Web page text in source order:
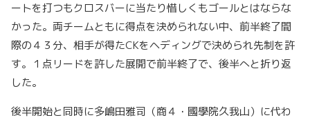
ートを打つもクロスバーに当たり惜しくもゴールとはならな
かった。両チームともに得点を決められない中、前半終了間
際の４３分、相手が得たCKをヘディングで決められ先制を許
す。１点リードを許した展開で前半終了で、後半へと折り返
した。
後半開始と同時に多嶋田雅司（商４・國學院久我山）に代わ